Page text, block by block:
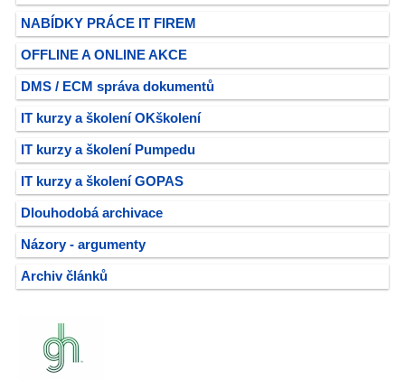
NABÍDKY PRÁCE IT FIREM
OFFLINE A ONLINE AKCE
DMS / ECM správa dokumentů
IT kurzy a školení OKškolení
IT kurzy a školení Pumpedu
IT kurzy a školení GOPAS
Dlouhodobá archivace
Názory - argumenty
Archiv článků